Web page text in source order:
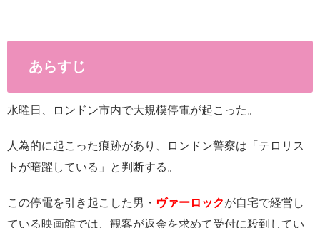
あらすじ
水曜日、ロンドン市内で大規模停電が起こった。
人為的に起こった痕跡があり、ロンドン警察は「テロリス
トが暗躍している」と判断する。
この停電を引き起こした男・ ヴァーロックが自宅で経営し
ている映画館では、観客が返金を求めて受付に殺到してい